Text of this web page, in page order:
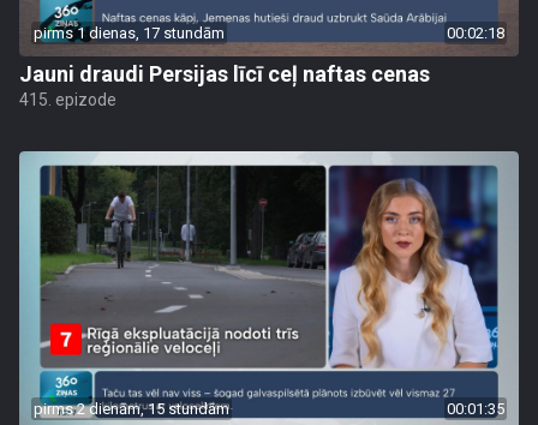
pirms 1 dienas, 17 stundām 00:02:18
Jauni draudi Persijas līcī ceļ naftas cenas
415. epizode
pirms 2 dienām, 15 stundām 00:01:35